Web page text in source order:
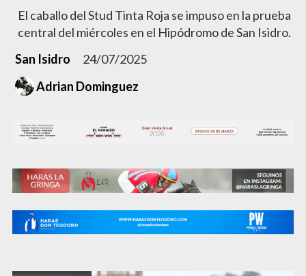
El caballo del Stud Tinta Roja se impuso en la prueba
central del miércoles en el Hipódromo de San Isidro.
San Isidro
24/07/2025
Adrian Dominguez